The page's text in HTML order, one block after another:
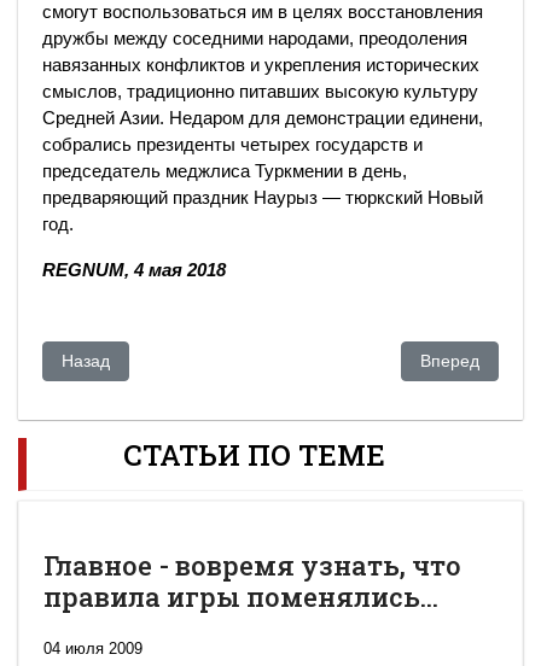
смогут воспользоваться им в целях восстановления
дружбы между соседними народами, преодоления
навязанных конфликтов и укрепления исторических
смыслов, традиционно питавших высокую культуру
Средней Азии. Недаром для демонстрации единени,
собрались президенты четырех государств и
председатель меджлиса Туркмении в день,
предваряющий праздник Наурыз — тюркский Новый
год.
REGNUM, 4 мая 2018
Предыдущий: Информационная атака на Казахстан. Новая
Назад Следующий:
Вперед
СТАТЬИ ПО ТЕМЕ
Главное - вовремя узнать, что
правила игры поменялись...
04 июля 2009